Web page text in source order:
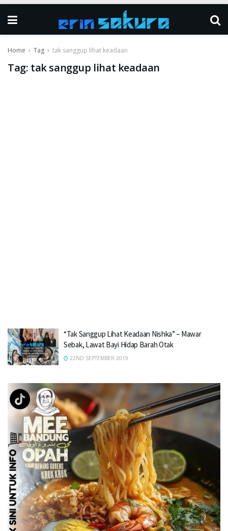
Home Tag tak sanggup lihat keadaan
Tag: tak sanggup lihat keadaan
“Tak Sanggup Lihat Keadaan Nishka” – Mawar
Sebak, Lawat Bayi Hidap Barah Otak
22ND SEPTEMBER 2019